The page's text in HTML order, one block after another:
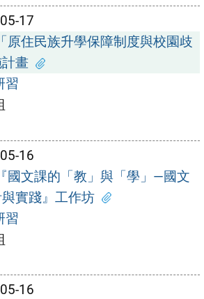
17
「原住民族升學保障制度與校園歧
畫
習
16
『國文課的「教」與「學」—國文
實踐』工作坊
習
16